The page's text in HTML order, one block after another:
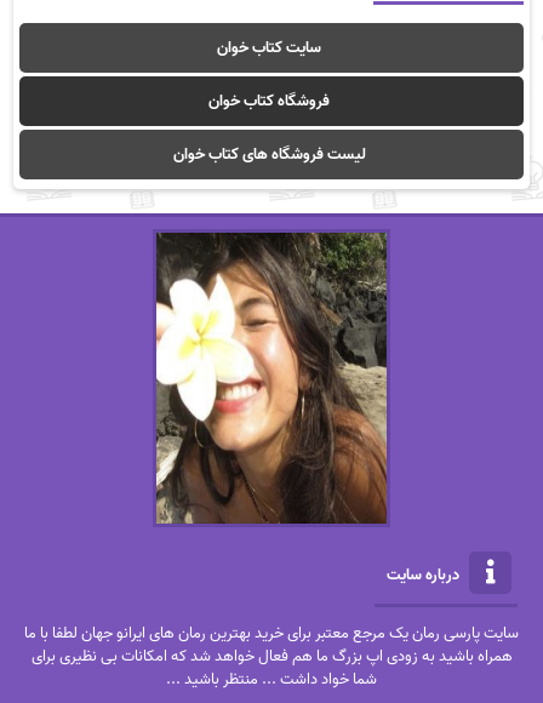
سایت کتاب خوان
فروشگاه کتاب خوان
لیست فروشگاه های کتاب خوان
درباره سایت
سایت پارسی رمان یک مرجع معتبر برای خرید بهترین رمان های ایرانو جهان لطفا با ما
همراه باشید به زودی اپ بزرگ ما هم فعال خواهد شد که امکانات بی نظیری برای
شما خواد داشت ... منتظر باشید ...